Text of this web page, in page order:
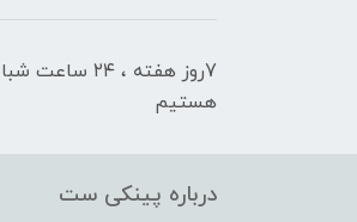
7روز هفته ،
هستیم
درباره پینکی ست